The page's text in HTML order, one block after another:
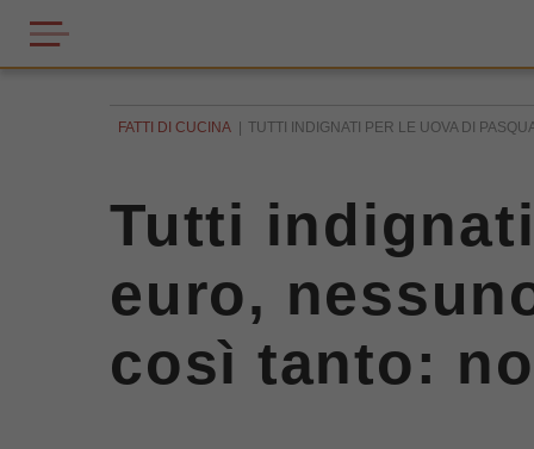
FATTI DI CUCINA TUTTI INDIGNATI PER LE UOVA DI
Tutti
euro,
così tanto: